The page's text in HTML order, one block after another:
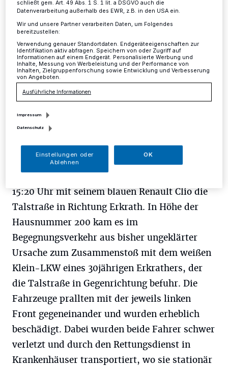
des Neandertals sind gestern Nachmittag zwei
Personen schwer verletzt worden.
13.07.2017 , 12:31 Uhr Eine Minute Lesezeit
Ein 38jähriger Mann aus Hilden befuhr gegen
15:20 Uhr mit seinem blauen Renault Clio die
Talstraße in Richtung Erkrath. In Höhe der
Hausnummer 200 kam es im
Begegnungsverkehr aus bisher ungeklärter
Ursache zum Zusammenstoß mit dem weißen
Klein-LKW eines 30jährigen Erkrathers, der
die Talstraße in Gegenrichtung befuhr. Die
Fahrzeuge prallten mit der jeweils linken
Front gegeneinander und wurden erheblich
beschädigt. Dabei wurden beide Fahrer schwer
verletzt und durch den Rettungsdienst in
Krankenhäuser transportiert, wo sie stationär
schließt gem. Art. 49 Abs. 1 S. 1 lit. a DSGVO auch die
Datenverarbeitung außerhalb des EWR, z.B. in den USA ein.
Wir und unsere Partner verarbeiten Daten, um Folgendes
bereitzustellen:
Verwendung genauer Standortdaten. Endgeräteeigenschaften zur
Identifikation aktiv abfragen. Speichern von oder Zugriff auf
Informationen auf einem Endgerät. Personalisierte Werbung und
Inhalte, Messung von Werbeleistung und der Performance von
Inhalten, Zielgruppenforschung sowie Entwicklung und Verbesserung
von Angeboten.
Ausführliche Informationen
Impressum
Datenschutz
Einstellungen oder
Ablehnen
OK